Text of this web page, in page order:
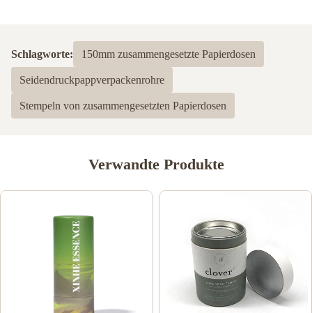
Schlagworte: 150mm zusammengesetzte Papierdosen
Seidendruckpappverpackenrohre
Stempeln von zusammengesetzten Papierdosen
Verwandte Produkte